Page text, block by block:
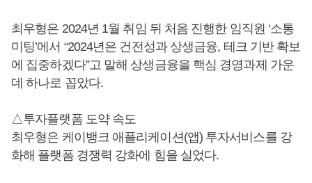
최우형은 2024년 1월 취임 뒤 처음 진행한 임직원 ‘소통
미팅’에서 “2024년은 건전성과 상생금융, 테크 기반 확보
에 집중하겠다”고 말해 상생금융을 핵심 경영과제 가운
데 하나로 꼽았다.
△투자플랫폼 도약 속도
최우형은 케이뱅크 애플리케이션(앱) 투자서비스를 강
화해 플랫폼 경쟁력 강화에 힘을 실었다.